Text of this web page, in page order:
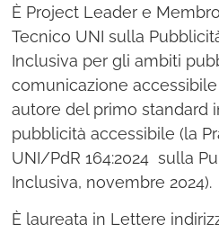
È Project Leader e
Tecnico UNI sulla
Inclusiva per gli ambiti
comunicazione
autore del primo standard
pubblicità accessibile (la
UNI/PdR 164:2024 sulla
Inclusiva, novembre 2024).
È laureata in Lettere